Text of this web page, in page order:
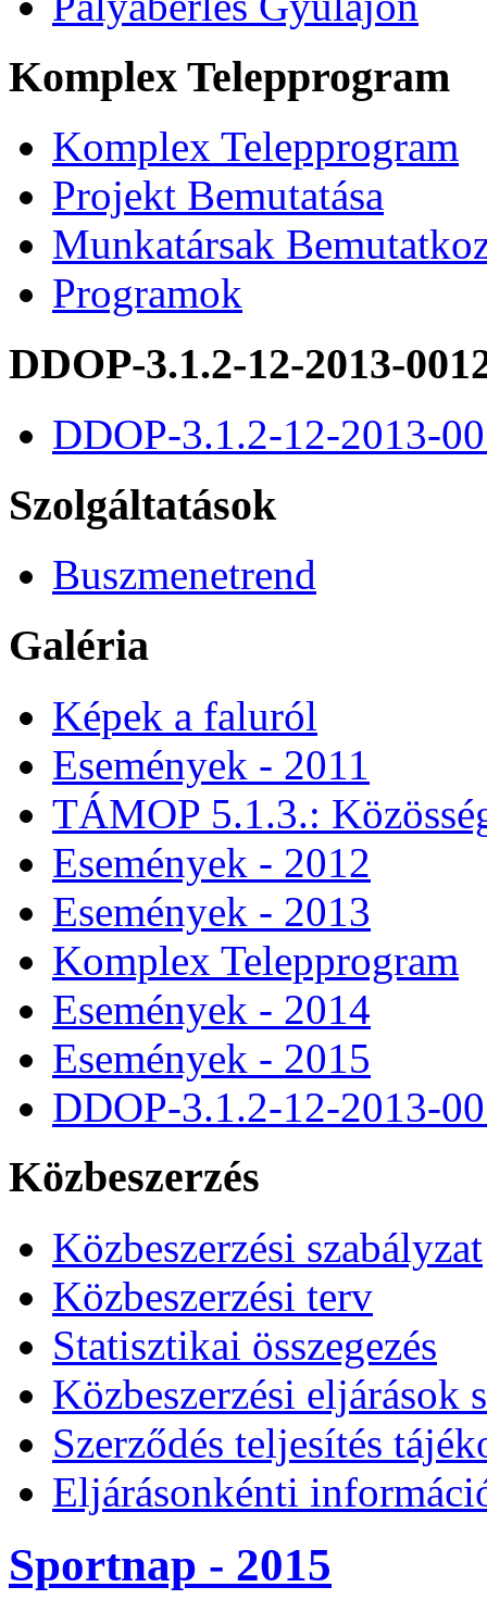
Komplex Telepprogram
Komplex Telepprogram
Projekt Bemutatása
Munkatársak
Programok
DDOP-3.1.2-12-2013-
DDOP-3.1.2-12-2013-
Szolgáltatások
Buszmenetrend
Galéria
Képek a faluról
Események - 2011
TÁMOP 5.1.3.:
Események - 2012
Események - 2013
Komplex Telepprogram
Események - 2014
Események - 2015
DDOP-3.1.2-12-2013-
Közbeszerzés
Közbeszerzési szabályzat
Közbeszerzési terv
Statisztikai összegezés
Közbeszerzési eljárások
Szerződés teljesítés
Eljárásonkénti
Sportnap - 2015